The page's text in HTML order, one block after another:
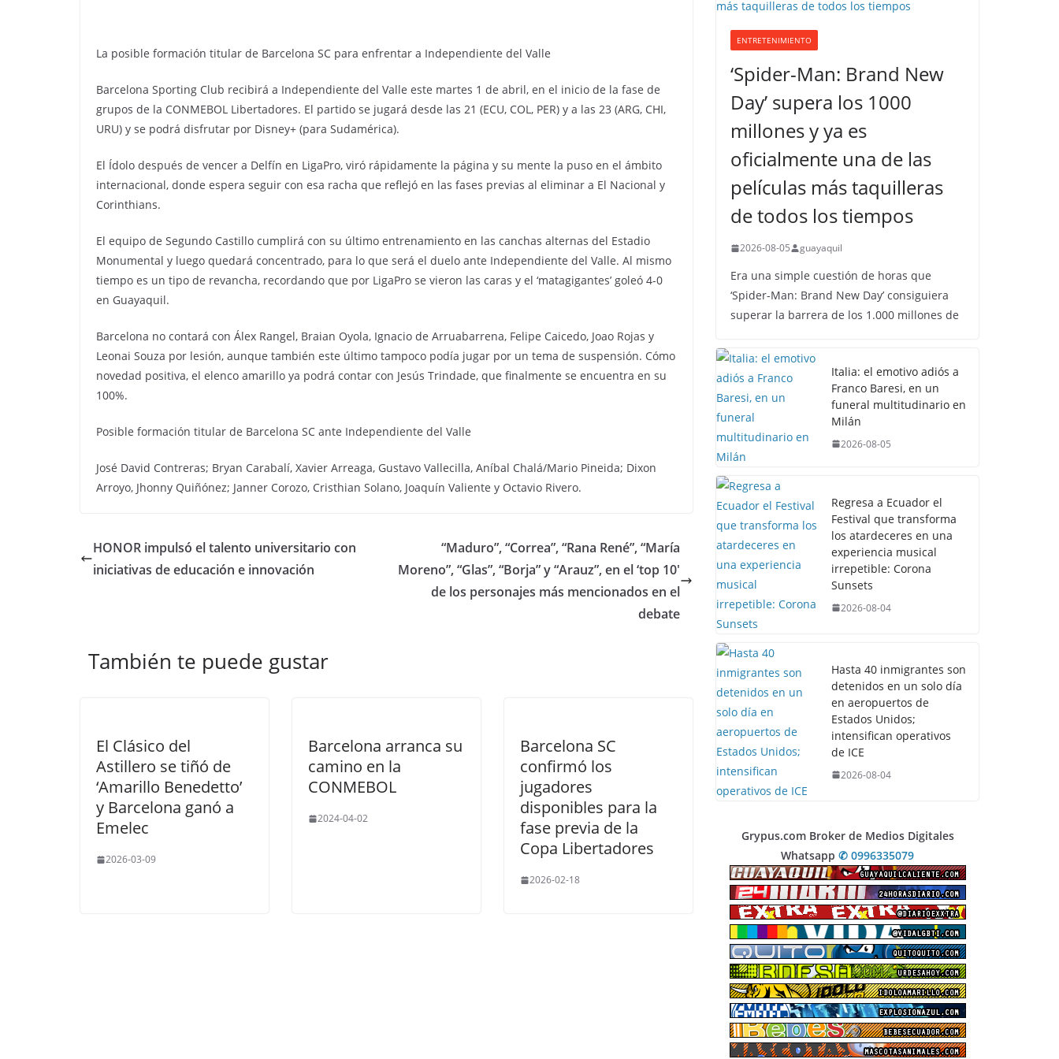
La posible formación titular de Barcelona SC para enfrentar a Independiente del Valle
Barcelona Sporting Club recibirá a Independiente del Valle este martes 1 de abril, en el inicio de la fase de
grupos de la CONMEBOL Libertadores. El partido se jugará desde las 21 (ECU, COL, PER) y a las 23 (ARG, CHI,
URU) y se podrá disfrutar por Disney+ (para Sudamérica).
El Ídolo después de vencer a Delfín en LigaPro, viró rápidamente la página y su mente la puso en el ámbito
internacional, donde espera seguir con esa racha que reflejó en las fases previas al eliminar a El Nacional y
Corinthians.
El equipo de Segundo Castillo cumplirá con su último entrenamiento en las canchas alternas del Estadio
Monumental y luego quedará concentrado, para lo que será el duelo ante Independiente del Valle. Al mismo
tiempo es un tipo de revancha, recordando que por LigaPro se vieron las caras y el ‘matagigantes’ goleó 4-0
en Guayaquil.
Barcelona no contará con Álex Rangel, Braian Oyola, Ignacio de Arruabarrena, Felipe Caicedo, Joao Rojas y
Leonai Souza por lesión, aunque también este último tampoco podía jugar por un tema de suspensión. Cómo
novedad positiva, el elenco amarillo ya podrá contar con Jesús Trindade, que finalmente se encuentra en su
100%.
Posible formación titular de Barcelona SC ante Independiente del Valle
José David Contreras; Bryan Carabalí, Xavier Arreaga, Gustavo Vallecilla, Aníbal Chalá/Mario Pineida; Dixon
Arroyo, Jhonny Quiñónez; Janner Corozo, Cristhian Solano, Joaquín Valiente y Octavio Rivero.
HONOR impulsó el talento universitario con
iniciativas de educación e innovación
“Maduro”, “Correa”, “Rana René”, “María
Moreno”, “Glas”, “Borja” y “Arauz”, en el ‘top 10′
de los personajes más mencionados en el
debate
También te puede gustar
El Clásico del
Astillero se tiñó de
‘Amarillo Benedetto’
y Barcelona ganó a
Emelec
2026-03-09
Barcelona arranca su
camino en la
CONMEBOL
2024-04-02
Barcelona SC
confirmó los
jugadores
disponibles para la
fase previa de la
Copa Libertadores
2026-02-18
ENTRETENIMIENTO
‘Spider-Man: Brand New
Day’ supera los 1000
millones y ya es
oficialmente una de las
películas más taquilleras
de todos los tiempos
2026-08-05 guayaquil
Era una simple cuestión de horas que
‘Spider-Man: Brand New Day’ consiguiera
superar la barrera de los 1.000 millones de
Italia: el emotivo adiós a
Franco Baresi, en un
funeral multitudinario en
Milán
2026-08-05
Regresa a Ecuador el
Festival que transforma
los atardeceres en una
experiencia musical
irrepetible: Corona
Sunsets
2026-08-04
Hasta 40 inmigrantes son
detenidos en un solo día
en aeropuertos de
Estados Unidos;
intensifican operativos
de ICE
2026-08-04
Grypus.com Broker de Medios Digitales
Whatsapp ✆ 0996335079